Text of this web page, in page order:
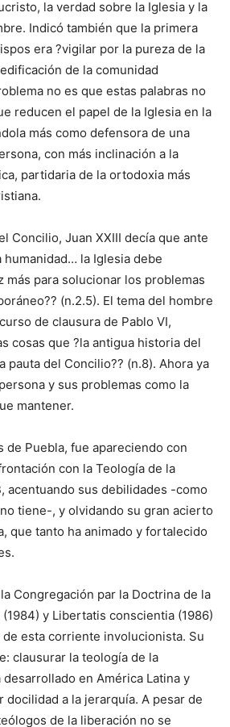
la verdad sobre la Iglesia y la
Indicó también que la primera
era ?vigilar por la pureza de la
de la comunidad
no es que estas palabras no
reducen el papel de la Iglesia en la
más como defensora de una
con más inclinación a la
partidaria de la ortodoxia más
Concilio, Juan XXIII decía que ante
humanidad… la Iglesia debe
más para solucionar los problemas
(n.2.5). El tema del hombre
de clausura de Pablo VI,
cosas que ?la antigua historia del
pauta del Concilio?? (n.8). Ahora ya
y sus problemas como la
mantener.
de Puebla, fue apareciendo con
con la Teología de la
acentuando sus debilidades -como
tiene-, y olvidando su gran acierto
que tanto ha animado y fortalecido
Congregación par la Doctrina de la
y Libertatis conscientia (1986)
esta corriente involucionista. Su
clausurar la teología de la
en América Latina y
docilidad a la jerarquía. A pesar de
de la liberación no se